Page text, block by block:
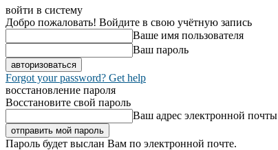
войти в систему
Добро пожаловать! Войдите в свою учётную запись
Ваше имя пользователя
Ваш пароль
Forgot your password? Get help
восстановление пароля
Восстановите свой пароль
Ваш адрес электронной почты
Пароль будет выслан Вам по электронной почте.